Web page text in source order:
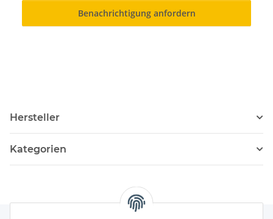
Benachrichtigung anfordern
Hersteller
Kategorien